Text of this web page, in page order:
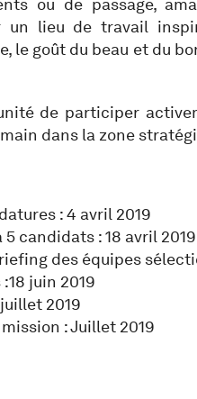
ou de passage,
lieu de travail
le goût du beau et du
de participer
dans la zone
: 4 avril 2019
candidats : 18 avril 2019
des équipes
juin 2019
2019
: Juillet 2019